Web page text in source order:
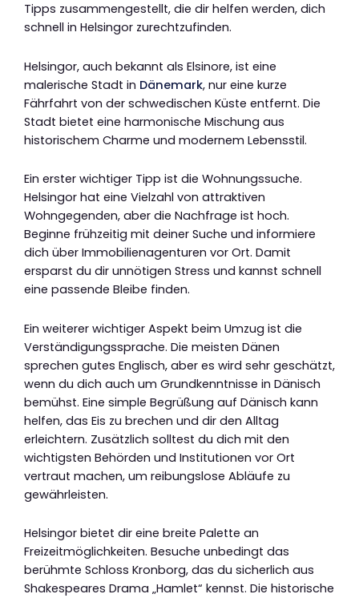
Tipps zusammengestellt, die dir helfen werden, dich
schnell in Helsingor zurechtzufinden.
Helsingor, auch bekannt als Elsinore, ist eine
malerische Stadt in Dänemark, nur eine kurze
Fährfahrt von der schwedischen Küste entfernt. Die
Stadt bietet eine harmonische Mischung aus
historischem Charme und modernem Lebensstil.
Ein erster wichtiger Tipp ist die Wohnungssuche.
Helsingor hat eine Vielzahl von attraktiven
Wohngegenden, aber die Nachfrage ist hoch.
Beginne frühzeitig mit deiner Suche und informiere
dich über Immobilienagenturen vor Ort. Damit
ersparst du dir unnötigen Stress und kannst schnell
eine passende Bleibe finden.
Ein weiterer wichtiger Aspekt beim Umzug ist die
Verständigungssprache. Die meisten Dänen
sprechen gutes Englisch, aber es wird sehr geschätzt,
wenn du dich auch um Grundkenntnisse in Dänisch
bemühst. Eine simple Begrüßung auf Dänisch kann
helfen, das Eis zu brechen und dir den Alltag
erleichtern. Zusätzlich solltest du dich mit den
wichtigsten Behörden und Institutionen vor Ort
vertraut machen, um reibungslose Abläufe zu
gewährleisten.
Helsingor bietet dir eine breite Palette an
Freizeitmöglichkeiten. Besuche unbedingt das
berühmte Schloss Kronborg, das du sicherlich aus
Shakespeares Drama „Hamlet“ kennst. Die historische